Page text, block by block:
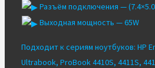
Разъём подключения —
Выходная мощность — 65W
Подходит к сериям ноутбуков: HP
Ultrabook, ProBook 4410S, 4411S,